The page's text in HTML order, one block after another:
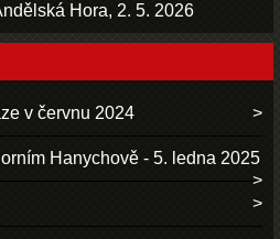
Hora, 2. 5. 2026
v červnu 2024
Hanychově - 5. ledna 2025